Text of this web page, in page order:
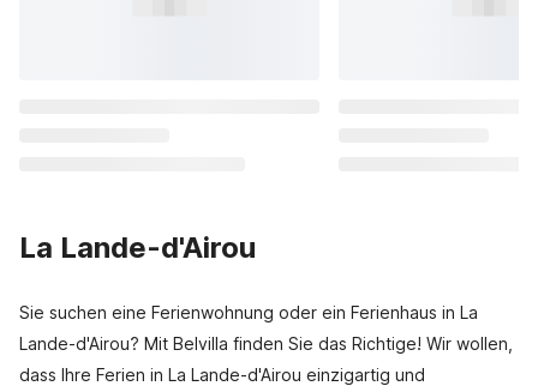
La Lande-d'Airou
Sie suchen eine Ferienwohnung oder ein Ferienhaus in La
Lande-d'Airou? Mit Belvilla finden Sie das Richtige! Wir wollen,
dass Ihre Ferien in La Lande-d'Airou einzigartig und